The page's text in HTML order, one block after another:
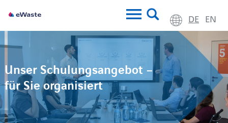
DE EN
Unser Schulungsangebot –
für Sie organisiert